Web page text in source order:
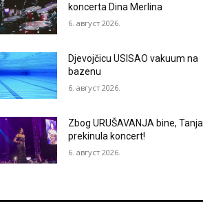
koncerta Dina Merlina
6. август 2026.
Djevojčicu USISAO vakuum na
bazenu
6. август 2026.
Zbog URUŠAVANJA bine, Tanja
prekinula koncert!
6. август 2026.